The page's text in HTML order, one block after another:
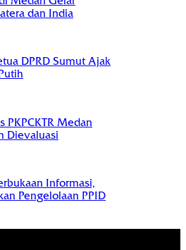
dan India
DPRD Sumut Ajak
PKPCKTR Medan
Dievaluasi
Informasi,
Pengelolaan PPID